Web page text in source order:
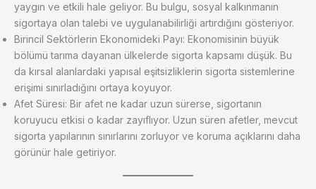
yaygın ve etkili hale geliyor. Bu bulgu, sosyal kalkınmanın
sigortaya olan talebi ve uygulanabilirliği artırdığını gösteriyor.
Birincil Sektörlerin Ekonomideki Payı: Ekonomisinin büyük
bölümü tarıma dayanan ülkelerde sigorta kapsamı düşük. Bu
da kırsal alanlardaki yapısal eşitsizliklerin sigorta sistemlerine
erişimi sınırladığını ortaya koyuyor.
Afet Süresi: Bir afet ne kadar uzun sürerse, sigortanın
koruyucu etkisi o kadar zayıflıyor. Uzun süren afetler, mevcut
sigorta yapılarının sınırlarını zorluyor ve koruma açıklarını daha
görünür hale getiriyor.